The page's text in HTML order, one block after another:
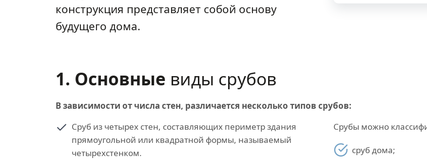
конструкция представляет собой основу
будущего дома.
1. Основные виды срубов
В зависимости от числа стен, различается несколько типов срубов:
Сруб из четырех стен, составляющих периметр здания
прямоугольной или квадратной формы, называемый
четырехстенком.
Срубы можно
сруб дома;